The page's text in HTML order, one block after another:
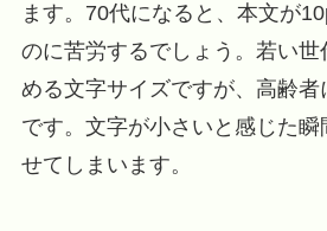
ます。70代になると、本文が
のに苦労するでしょう。若い
める文字サイズですが、高齢者
です。文字が小さいと感じた
せてしまいます。